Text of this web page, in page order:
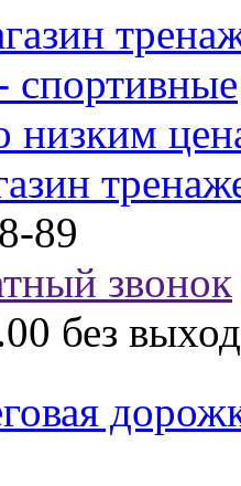
89
звонок
без